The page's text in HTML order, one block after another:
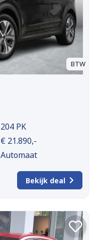
BTW
204 PK
€ 21.890,-
Automaat
Bekijk deal